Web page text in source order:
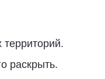
раскрыть.